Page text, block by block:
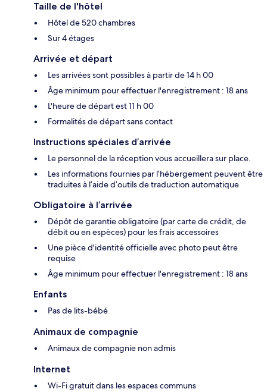
Taille de l'hôtel
Hôtel de 520 chambres
Sur 4 étages
Arrivée et départ
Les arrivées sont possibles à partir de 14 h 00
Âge minimum pour effectuer l'enregistrement : 18 ans
L'heure de départ est 11 h 00
Formalités de départ sans contact
Instructions spéciales d’arrivée
Le personnel de la réception vous accueillera sur place.
Les informations fournies par l’hébergement peuvent être
traduites à l’aide d’outils de traduction automatique
Obligatoire à l’arrivée
Dépôt de garantie obligatoire (par carte de crédit, de
débit ou en espèces) pour les frais accessoires
Une pièce d'identité officielle avec photo peut être
requise
Âge minimum pour effectuer l'enregistrement : 18 ans
Enfants
Pas de lits-bébé
Animaux de compagnie
Animaux de compagnie non admis
Internet
Wi-Fi gratuit dans les espaces communs